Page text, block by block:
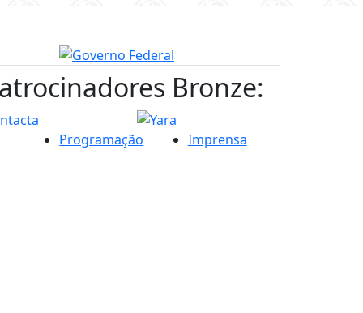
Bronze:
Programação Imprensa